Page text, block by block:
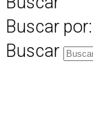
Buscar por:
Buscar